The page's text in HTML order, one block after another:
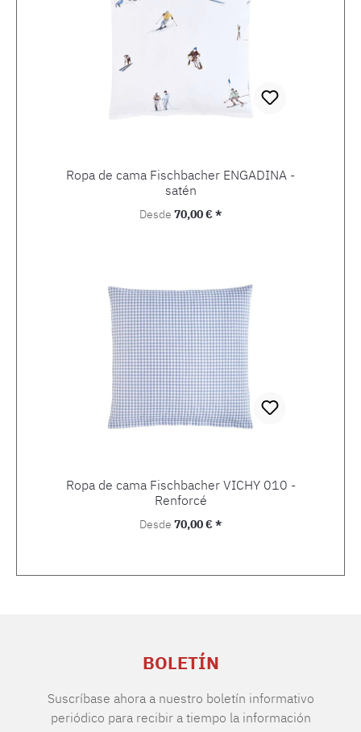
Ropa de cama Fischbacher ENGADINA -
satén
Precio normal:
Desde 70,00 € *
Ropa de cama Fischbacher VICHY 010 -
Renforcé
Precio normal:
Desde 70,00 € *
BOLETÍN
Suscríbase ahora a nuestro boletín informativo
periódico para recibir a tiempo la información